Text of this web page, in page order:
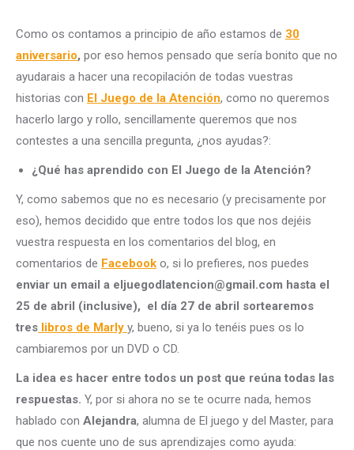
Como os contamos a principio de año estamos de 30
aniversario, por eso hemos pensado que sería bonito que no
ayudarais a hacer una recopilación de todas vuestras
historias con El Juego de la Atención, como no queremos
hacerlo largo y rollo, sencillamente queremos que nos
contestes a una sencilla pregunta, ¿nos ayudas?:
¿Qué has aprendido con El Juego de la Atención?
Y, como sabemos que no es necesario (y precisamente por
eso), hemos decidido que entre todos los que nos dejéis
vuestra respuesta en los comentarios del blog, en
comentarios de Facebook o, si lo prefieres, nos puedes
enviar un email a eljuegodlatencion@gmail.com hasta el
25 de abril (inclusive), el día 27 de abril sortearemos
tres libros de Marly y, bueno, si ya lo tenéis pues os lo
cambiaremos por un DVD o CD.
La idea es hacer entre todos un post que reúna todas las
respuestas. Y, por si ahora no se te ocurre nada, hemos
hablado con Alejandra, alumna de El juego y del Master, para
que nos cuente uno de sus aprendizajes como ayuda: